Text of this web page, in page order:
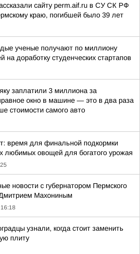
сайту perm.aif.ru в СУ СК РФ
краю, погибшей было 39 лет
ученые получают по миллиону
на доработку студенческих стартапов
заплатили 3 миллиона за
окно в машине — это в два раза
стоимости самого авто
время для финальной подкормки
любимых овощей для богатого урожая
новости с губернатором Пермского
Махониным
16:18
узнали, когда стоит заменить
плиту